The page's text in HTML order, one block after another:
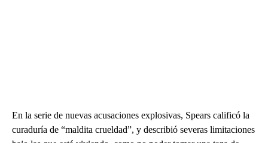
En la serie de nuevas acusaciones explosivas, Spears calificó la
curaduría de “maldita crueldad”, y describió severas limitaciones